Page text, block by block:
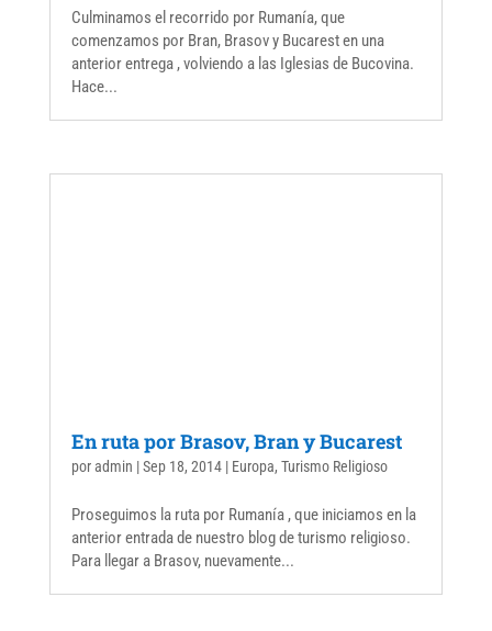
Culminamos el recorrido por Rumanía, que
comenzamos por Bran, Brasov y Bucarest en una
anterior entrega , volviendo a las Iglesias de Bucovina.
Hace...
En ruta por Brasov, Bran y Bucarest
poradmin |Sep 18, 2014| Europa, Turismo Religioso
Proseguimos la ruta por Rumanía , que iniciamos en la
anterior entrada de nuestro blog de turismo religioso.
Para llegar a Brasov, nuevamente...